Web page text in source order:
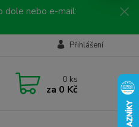
dole nebo e-mail:
Přihlášení
0 ks
za 0 Kč